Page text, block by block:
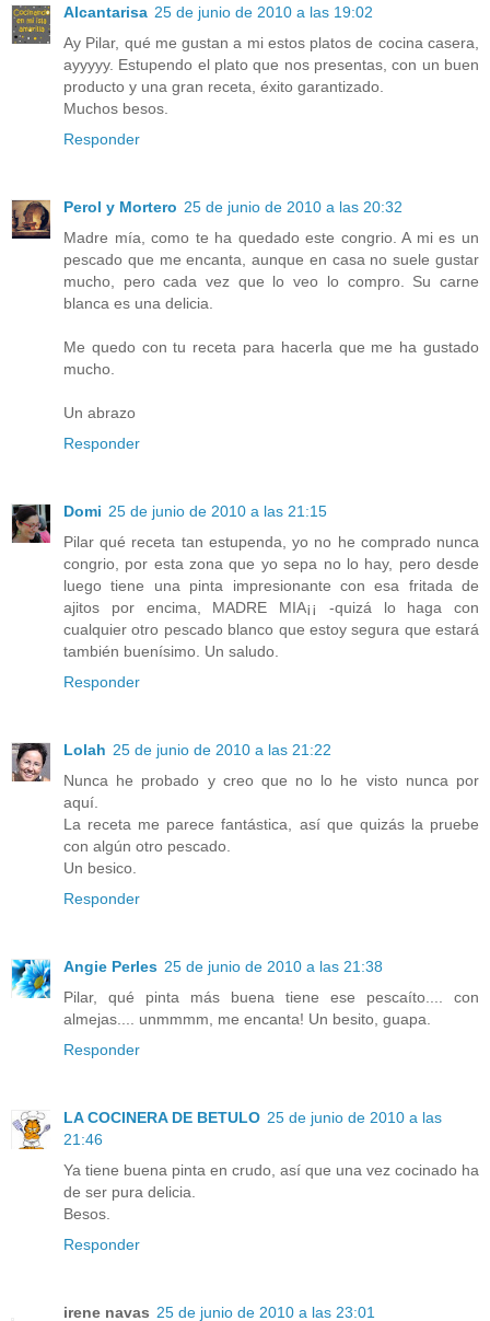
Alcantarisa 25 de junio de 2010 a las 19:02
Ay Pilar, qué me gustan a mi estos platos de cocina casera,
ayyyyy. Estupendo el plato que nos presentas, con un buen
producto y una gran receta, éxito garantizado.
Muchos besos.
Responder
Perol y Mortero 25 de junio de 2010 a las 20:32
Madre mía, como te ha quedado este congrio. A mi es un
pescado que me encanta, aunque en casa no suele gustar
mucho, pero cada vez que lo veo lo compro. Su carne
blanca es una delicia.
Me quedo con tu receta para hacerla que me ha gustado
mucho.
Un abrazo
Responder
Domi 25 de junio de 2010 a las 21:15
Pilar qué receta tan estupenda, yo no he comprado nunca
congrio, por esta zona que yo sepa no lo hay, pero desde
luego tiene una pinta impresionante con esa fritada de
ajitos por encima, MADRE MIA¡¡ -quizá lo haga con
cualquier otro pescado blanco que estoy segura que estará
también buenísimo. Un saludo.
Responder
Lolah 25 de junio de 2010 a las 21:22
Nunca he probado y creo que no lo he visto nunca por
aquí.
La receta me parece fantástica, así que quizás la pruebe
con algún otro pescado.
Un besico.
Responder
Angie Perles 25 de junio de 2010 a las 21:38
Pilar, qué pinta más buena tiene ese pescaíto.... con
almejas.... unmmmm, me encanta! Un besito, guapa.
Responder
LA COCINERA DE BETULO 25 de junio de 2010 a las
21:46
Ya tiene buena pinta en crudo, así que una vez cocinado ha
de ser pura delicia.
Besos.
Responder
irene navas 25 de junio de 2010 a las 23:01